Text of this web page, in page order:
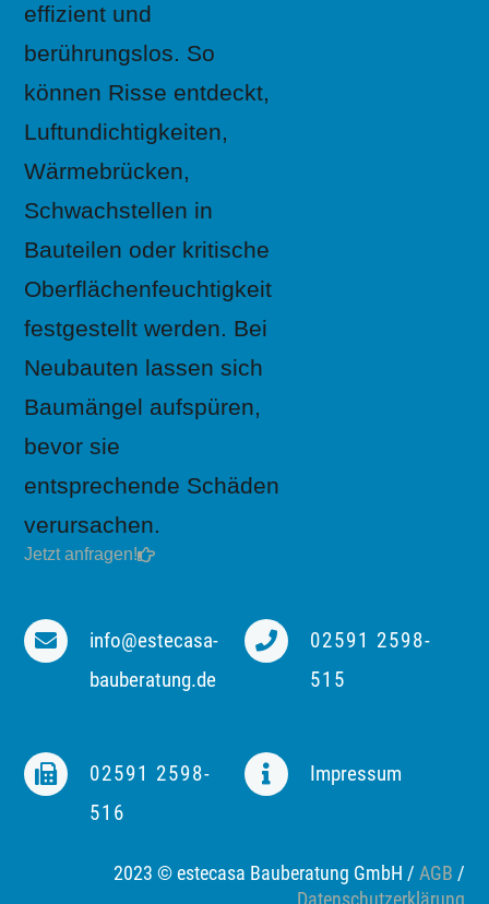
effizient und
berührungslos. So
können Risse entdeckt,
Luftundichtigkeiten,
Wärmebrücken,
Schwachstellen in
Bauteilen oder kritische
Oberflächenfeuchtigkeit
festgestellt werden. Bei
Neubauten lassen sich
Baumängel aufspüren,
bevor sie
entsprechende Schäden
verursachen.
Jetzt anfragen!
info@estecasa-
bauberatung.de
02591 2598-
515
02591 2598-
516
Impressum
2023 © estecasa Bauberatung GmbH / AGB /
Datenschutzerklärung